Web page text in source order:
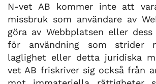
N-vet AB kommer inte att
missbruk som användare av
göra av Webbplatsen eller
för användning som strider
laglighet eller detta juridiska
vet AB friskriver sig också från